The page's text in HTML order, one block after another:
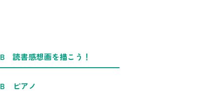
B 読書感想画を描こう！
B ピアノ